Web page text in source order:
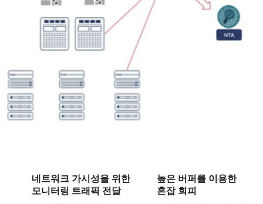
네트워크 가시성을 위한
모니터링 트래픽 전달
높은 버퍼를 이용한
혼잡 회피